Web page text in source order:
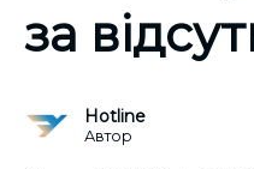
за
Hotline
Автор